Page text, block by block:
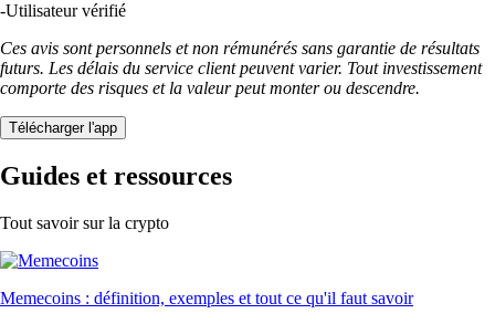
-Utilisateur vérifié
Ces avis sont personnels et non rémunérés sans garantie de résultats
futurs. Les délais du service client peuvent varier. Tout investissement
comporte des risques et la valeur peut monter ou descendre.
Télécharger l'app
Guides et ressources
Tout savoir sur la crypto
Memecoins : définition, exemples et tout ce qu'il faut savoir